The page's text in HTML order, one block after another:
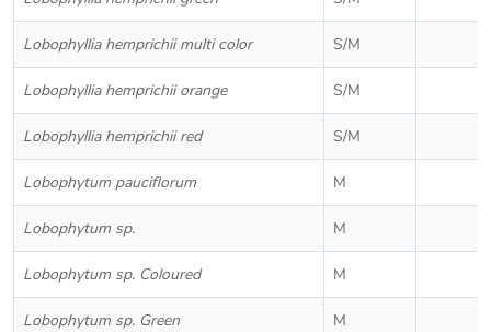
Lobophyllia hemprichii multi color S/M
Lobophyllia hemprichii orange S/M
Lobophyllia hemprichii red S/M
Lobophytum pauciflorum M
Lobophytum sp. M
Lobophytum sp. Coloured M
Lobophytum sp. Green M